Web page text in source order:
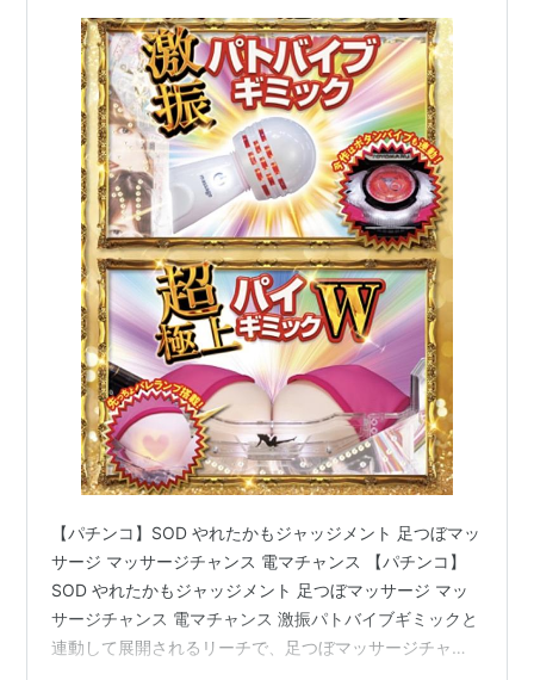
【パチンコ】SOD やれたかもジャッジメント 足つぼマッ
サージ マッサージチャンス 電マチャンス 【パチンコ】
SOD やれたかもジャッジメント 足つぼマッサージ マッ
サージチャンス 電マチャンス 激振パトバイブギミックと
連動して展開されるリーチで、足つぼマッサージチャン